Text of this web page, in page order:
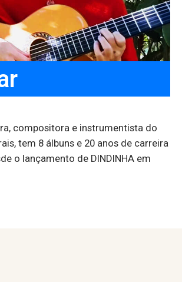
compositora e instrumentista do
tem 8 álbuns e 20 anos de carreira
o lançamento de DINDINHA em